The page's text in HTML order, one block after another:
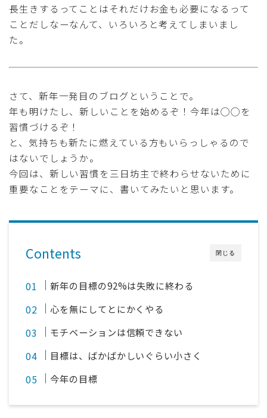
長生きするってことはそれだけお金も必要になるって
ことだしなーなんて、いろいろと考えてしまいまし
た。
さて、新年一発目のブログということで。
年も明けたし、新しいことを始めるぞ！今年は◯◯を
習慣づけるぞ！
と、気持ちも新たに燃えている方もいらっしゃるので
はないでしょうか。
今回は、新しい習慣を三日坊主で終わらせないために
重要なことをテーマに、書いてみたいと思います。
閉じる
Contents
新年の目標の92%は失敗に終わる
心を無にしてとにかくやる
モチベーションは信頼できない
目標は、ばかばかしいぐらい小さく
今年の目標